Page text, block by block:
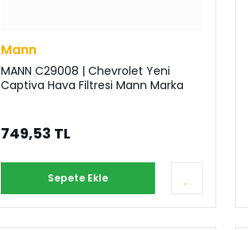
Mann
MANN C29008 | Chevrolet Yeni
Captiva Hava Filtresi Mann Marka
749,53 TL
Sepete Ekle